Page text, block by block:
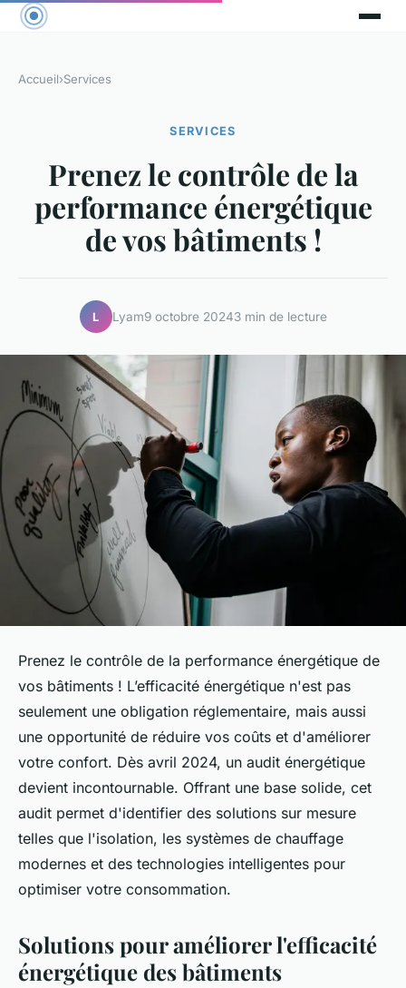
Accueil›Services
SERVICES
Prenez le contrôle de la
performance énergétique
de vos bâtiments !
L Lyam9 octobre 20243 min de lecture
Prenez le contrôle de la performance énergétique de
vos bâtiments ! L’efficacité énergétique n'est pas
seulement une obligation réglementaire, mais aussi
une opportunité de réduire vos coûts et d'améliorer
votre confort. Dès avril 2024, un audit énergétique
devient incontournable. Offrant une base solide, cet
audit permet d'identifier des solutions sur mesure
telles que l'isolation, les systèmes de chauffage
modernes et des technologies intelligentes pour
optimiser votre consommation.
Solutions pour améliorer l'efficacité
énergétique des bâtiments